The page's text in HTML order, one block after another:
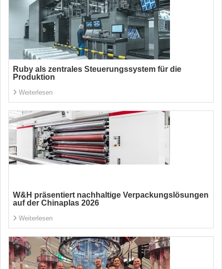
Ruby als zentrales Steuerungssystem für die
Produktion
Weiterlesen
W&H präsentiert nachhaltige Verpackungslösungen
auf der Chinaplas 2026
Weiterlesen